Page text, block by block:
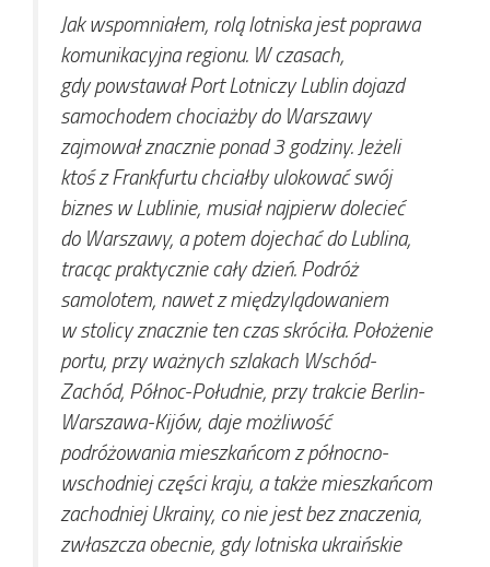
Jak wspomniałem, rolą lotniska jest poprawa
komunikacyjna regionu. W czasach,
gdy powstawał Port Lotniczy Lublin dojazd
samochodem chociażby do Warszawy
zajmował znacznie ponad 3 godziny. Jeżeli
ktoś z Frankfurtu chciałby ulokować swój
biznes w Lublinie, musiał najpierw dolecieć
do Warszawy, a potem dojechać do Lublina,
tracąc praktycznie cały dzień. Podróż
samolotem, nawet z międzylądowaniem
w stolicy znacznie ten czas skróciła. Położenie
portu, przy ważnych szlakach Wschód-
Zachód, Północ-Południe, przy trakcie Berlin-
Warszawa-Kijów, daje możliwość
podróżowania mieszkańcom z północno-
wschodniej części kraju, a także mieszkańcom
zachodniej Ukrainy, co nie jest bez znaczenia,
zwłaszcza obecnie, gdy lotniska ukraińskie